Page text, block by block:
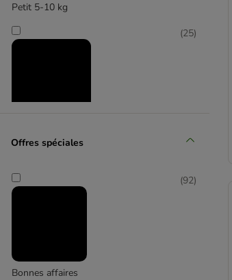
Petit 5-10 kg
(25)
Offres spéciales
Bonnes affaires
(92)